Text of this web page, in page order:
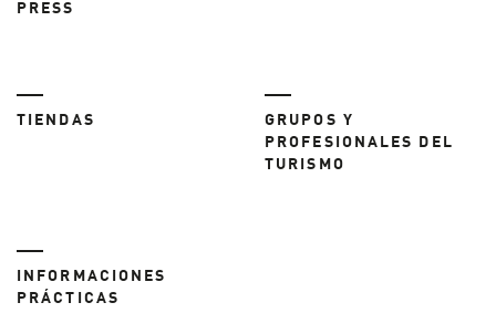
PRESS
TIENDAS
GRUPOS Y
PROFESIONALES DEL
TURISMO
INFORMACIONES
PRÁCTICAS